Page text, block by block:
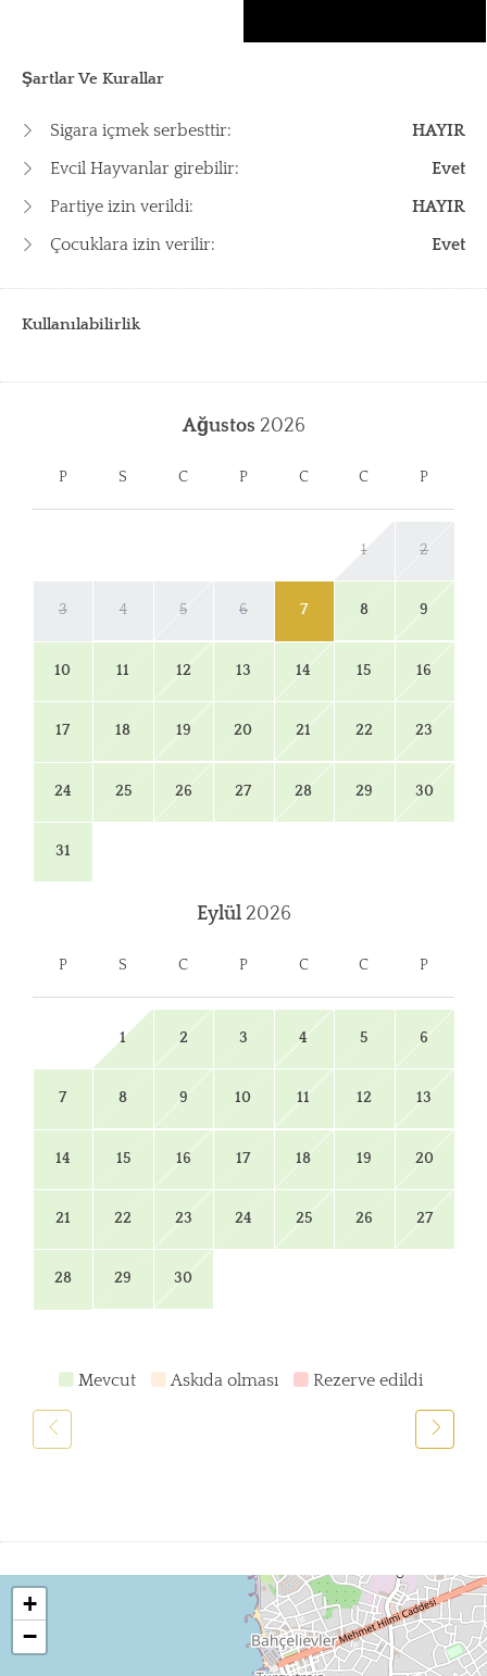
Şartlar Ve Kurallar
Sigara içmek serbesttir:
HAYIR
Evcil Hayvanlar girebilir:
Evet
Partiye izin verildi:
HAYIR
Çocuklara izin verilir:
Evet
Kullanılabilirlik
Ağustos 2026
P S C P C C P
1 2
3 4 5 6 7 8 9
10 11 12 13 14 15 16
17 18 19 20 21 22 23
24 25 26 27 28 29 30
31
Eylül 2026
P S C P C C P
1 2 3 4 5 6
7 8 9 10 11 12 13
14 15 16 17 18 19 20
21 22 23 24 25 26 27
28 29 30
Mevcut Askıda olması Rezerve edildi
+
−